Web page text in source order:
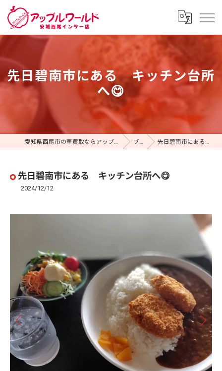
先日碧南市にある キッチン台所
へ😋
愛知県西尾市の車買取ならアップルワールド 安城西尾インター店 ブログ 先日碧南市にある キッチン台所へ😋
先日碧南市にある キッチン台所へ😋
2024/12/12